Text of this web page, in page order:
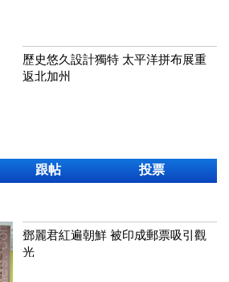
歷史悠久設計獨特 太平洋拼布展重
返北加州
跟帖 投票
鄧麗君紅遍朝鮮 被印成郵票吸引觀
光